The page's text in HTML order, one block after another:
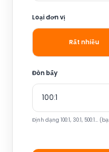
Loại đơn vị
Rất nhiều
Đòn bẩy
Định dạng 100:1, 30:1, 500:1…